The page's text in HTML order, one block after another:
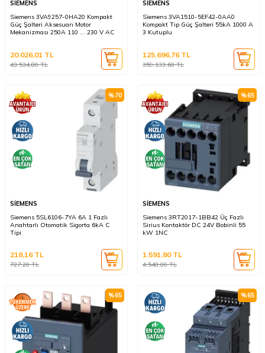
SİEMENS
Siemens 3VA9257-0HA20 Kompakt
Güç Şalteri Aksesuarı Motor
Mekanizması 250A 110 ... 230 V AC
43.534,80TL
20.026,01 TL
SİEMENS
Siemens 3VA1510-5EF42-0AA0
Kompakt Tip Güç Şalteri 55kA 1000 A
3 Kutuplu
359.133,60TL
125.696,76TL
%70
SİEMENS
Siemens 5SL6106-7YA 6A 1 Fazlı
Anahtarlı Otomatik Sigorta 6kA C
Tipi
727,20TL
218,16TL
%65
SİEMENS
Siemens 3RT2017-1BB42 Üç Fazlı
Sirius Kontaktör DC 24V Bobinli 55
kW 1NC
4.548,00TL
1.591,80TL
%65 %65